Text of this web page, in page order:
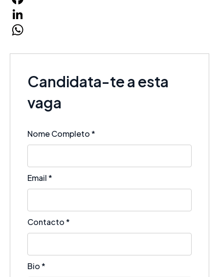
Facebook
LinkedIn
Candidata-te a esta
vaga
Nome Completo*
Email*
Contacto*
Bio*